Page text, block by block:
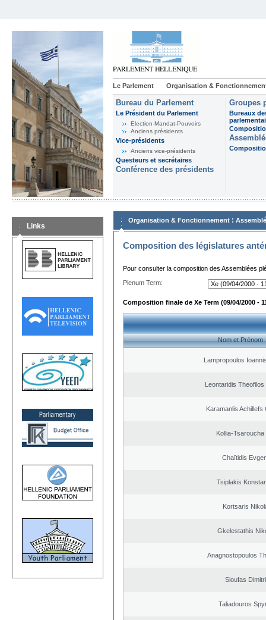
Le Parlement Organisation &
Bureau du Parlement
Le Président du Parlement
Election-Mandat-Pouvoirs
Anciens présidents
Vice-présidents
Anciens vice-présidents
Questeurs et secrétaires
Conférence des présidents
Groupes
Bureaux
Links
Organisation & Fonctionnement :
Composition des législatures
Pour consulter la composition des Assemblées
Plenum Term:
Composition finale de Xe Term (09/04/2000 -
Nom et Prénom
Lampropoulos
Leontaridis
Karamanlis Achillefs
Kollia-Tsaroucha
Chaïtidis
Tsiplakis
Kortsaris
Gkelestathis
Anagnostopoulos
Sioufas
Taliadouros